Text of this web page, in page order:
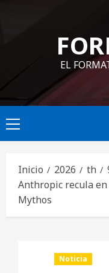
EL
Menú
principal
Inicio 2026 th
Anthropic recula
Mythos
Noticia